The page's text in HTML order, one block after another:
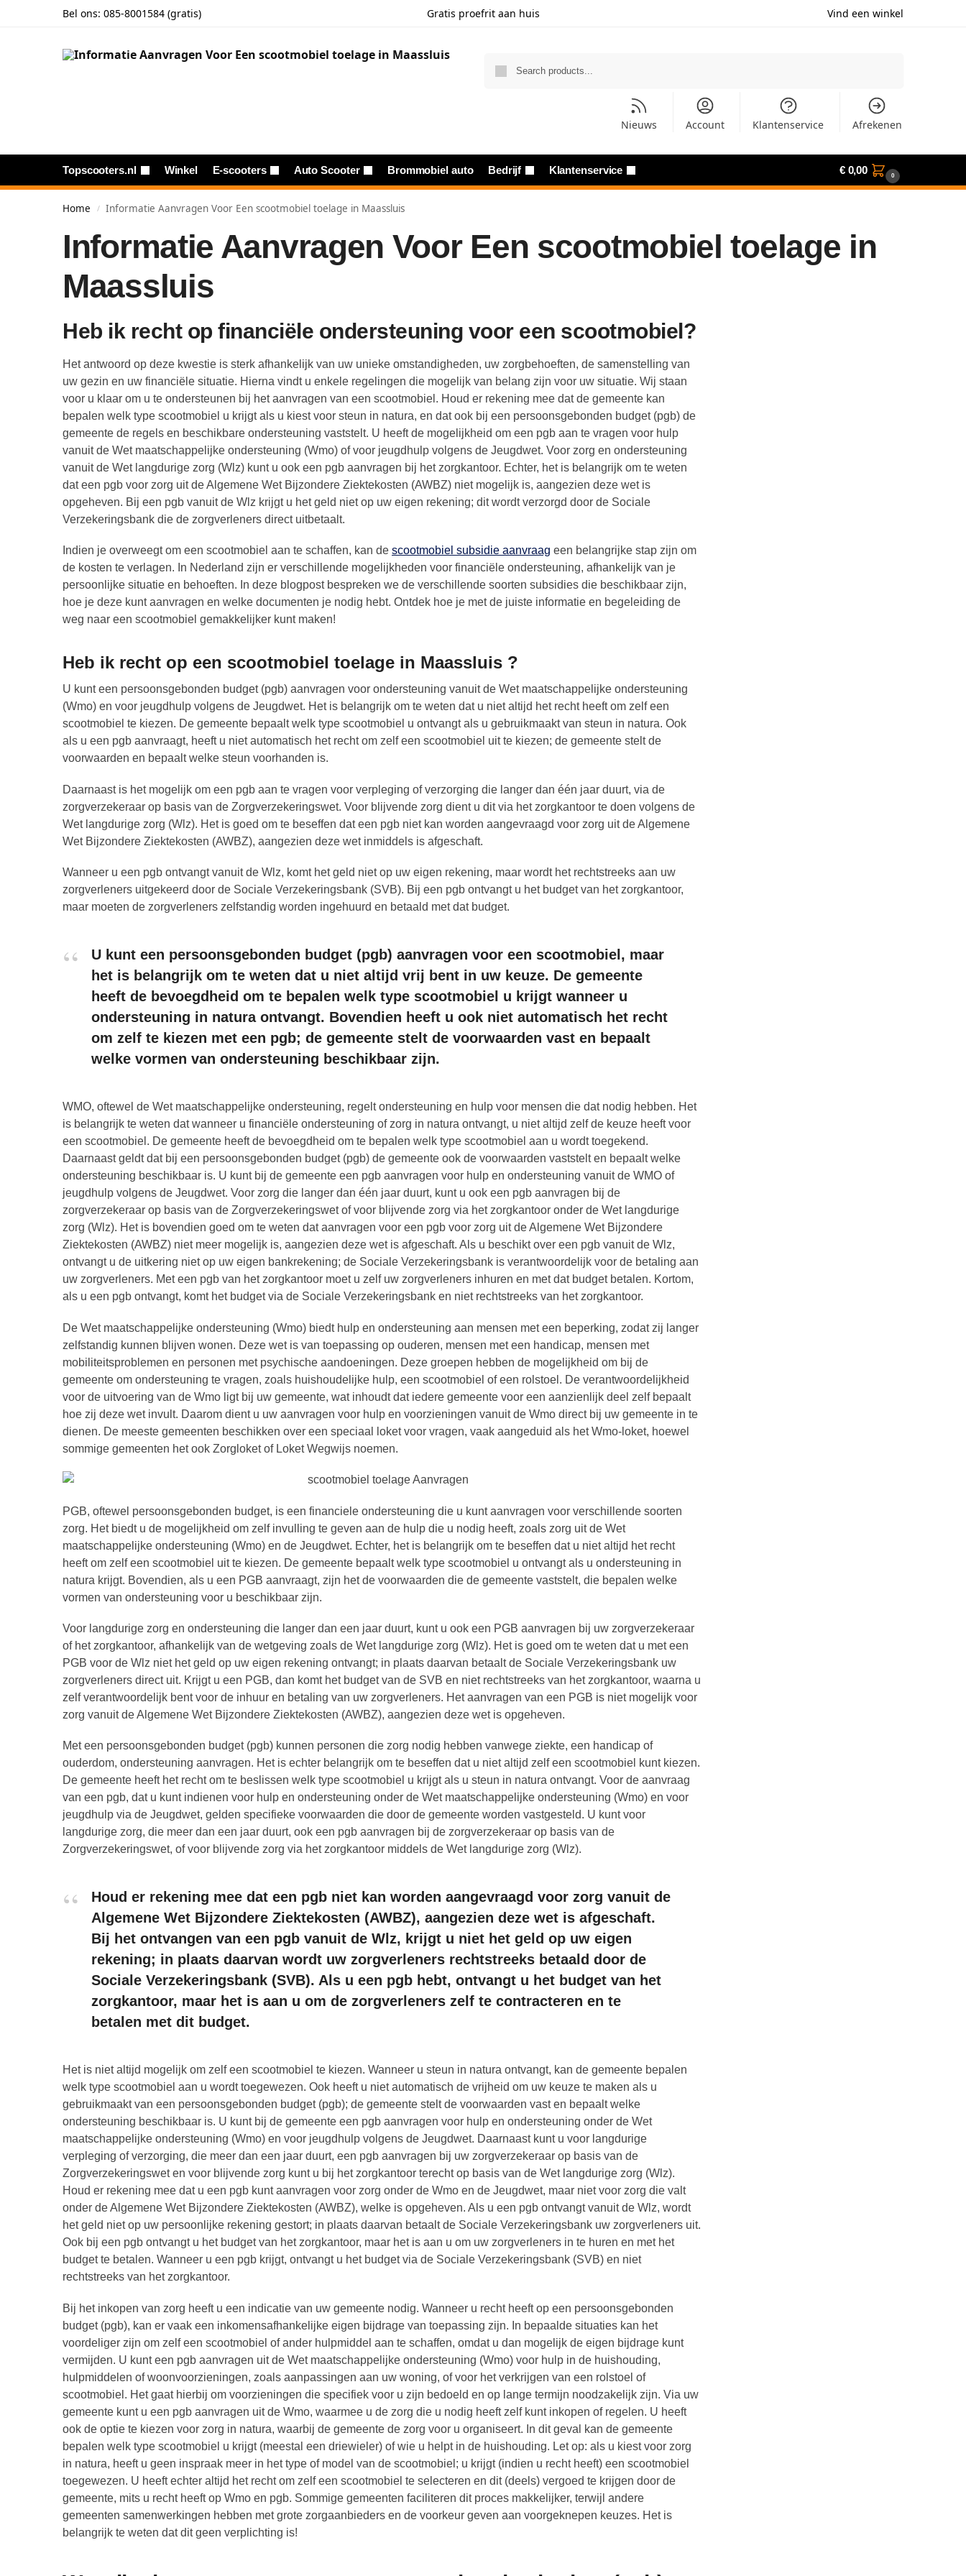
Bel ons: 085-8001584 (gratis) Gratis proefrit aan huis Vind een winkel
Nieuws Account Klantenservice Afrekenen
Topscooters.nl Winkel E-scooters Auto Scooter Brommobiel auto Bedrijf Klantenservice €0,00 0
Home / Informatie Aanvragen Voor Een scootmobiel toelage in Maassluis
Informatie Aanvragen Voor Een scootmobiel toelage in
Maassluis
Heb ik recht op financiële ondersteuning voor een scootmobiel?
Het antwoord op deze kwestie is sterk afhankelijk van uw unieke omstandigheden, uw zorgbehoeften, de samenstelling van
uw gezin en uw financiële situatie. Hierna vindt u enkele regelingen die mogelijk van belang zijn voor uw situatie. Wij staan
voor u klaar om u te ondersteunen bij het aanvragen van een scootmobiel. Houd er rekening mee dat de gemeente kan
bepalen welk type scootmobiel u krijgt als u kiest voor steun in natura, en dat ook bij een persoonsgebonden budget (pgb) de
gemeente de regels en beschikbare ondersteuning vaststelt. U heeft de mogelijkheid om een pgb aan te vragen voor hulp
vanuit de Wet maatschappelijke ondersteuning (Wmo) of voor jeugdhulp volgens de Jeugdwet. Voor zorg en ondersteuning
vanuit de Wet langdurige zorg (Wlz) kunt u ook een pgb aanvragen bij het zorgkantoor. Echter, het is belangrijk om te weten
dat een pgb voor zorg uit de Algemene Wet Bijzondere Ziektekosten (AWBZ) niet mogelijk is, aangezien deze wet is
opgeheven. Bij een pgb vanuit de Wlz krijgt u het geld niet op uw eigen rekening; dit wordt verzorgd door de Sociale
Verzekeringsbank die de zorgverleners direct uitbetaalt.
Indien je overweegt om een scootmobiel aan te schaffen, kan de scootmobiel subsidie aanvraag een belangrijke stap zijn om
de kosten te verlagen. In Nederland zijn er verschillende mogelijkheden voor financiële ondersteuning, afhankelijk van je
persoonlijke situatie en behoeften. In deze blogpost bespreken we de verschillende soorten subsidies die beschikbaar zijn,
hoe je deze kunt aanvragen en welke documenten je nodig hebt. Ontdek hoe je met de juiste informatie en begeleiding de
weg naar een scootmobiel gemakkelijker kunt maken!
Heb ik recht op een scootmobiel toelage in Maassluis ?
U kunt een persoonsgebonden budget (pgb) aanvragen voor ondersteuning vanuit de Wet maatschappelijke ondersteuning
(Wmo) en voor jeugdhulp volgens de Jeugdwet. Het is belangrijk om te weten dat u niet altijd het recht heeft om zelf een
scootmobiel te kiezen. De gemeente bepaalt welk type scootmobiel u ontvangt als u gebruikmaakt van steun in natura. Ook
als u een pgb aanvraagt, heeft u niet automatisch het recht om zelf een scootmobiel uit te kiezen; de gemeente stelt de
voorwaarden en bepaalt welke steun voorhanden is.
Daarnaast is het mogelijk om een pgb aan te vragen voor verpleging of verzorging die langer dan één jaar duurt, via de
zorgverzekeraar op basis van de Zorgverzekeringswet. Voor blijvende zorg dient u dit via het zorgkantoor te doen volgens de
Wet langdurige zorg (Wlz). Het is goed om te beseffen dat een pgb niet kan worden aangevraagd voor zorg uit de Algemene
Wet Bijzondere Ziektekosten (AWBZ), aangezien deze wet inmiddels is afgeschaft.
Wanneer u een pgb ontvangt vanuit de Wlz, komt het geld niet op uw eigen rekening, maar wordt het rechtstreeks aan uw
zorgverleners uitgekeerd door de Sociale Verzekeringsbank (SVB). Bij een pgb ontvangt u het budget van het zorgkantoor,
maar moeten de zorgverleners zelfstandig worden ingehuurd en betaald met dat budget.
U kunt een persoonsgebonden budget (pgb) aanvragen voor een scootmobiel, maar
het is belangrijk om te weten dat u niet altijd vrij bent in uw keuze. De gemeente
heeft de bevoegdheid om te bepalen welk type scootmobiel u krijgt wanneer u
ondersteuning in natura ontvangt. Bovendien heeft u ook niet automatisch het recht
om zelf te kiezen met een pgb; de gemeente stelt de voorwaarden vast en bepaalt
welke vormen van ondersteuning beschikbaar zijn.
WMO, oftewel de Wet maatschappelijke ondersteuning, regelt ondersteuning en hulp voor mensen die dat nodig hebben. Het
is belangrijk te weten dat wanneer u financiële ondersteuning of zorg in natura ontvangt, u niet altijd zelf de keuze heeft voor
een scootmobiel. De gemeente heeft de bevoegdheid om te bepalen welk type scootmobiel aan u wordt toegekend.
Daarnaast geldt dat bij een persoonsgebonden budget (pgb) de gemeente ook de voorwaarden vaststelt en bepaalt welke
ondersteuning beschikbaar is. U kunt bij de gemeente een pgb aanvragen voor hulp en ondersteuning vanuit de WMO of
jeugdhulp volgens de Jeugdwet. Voor zorg die langer dan één jaar duurt, kunt u ook een pgb aanvragen bij de
zorgverzekeraar op basis van de Zorgverzekeringswet of voor blijvende zorg via het zorgkantoor onder de Wet langdurige
zorg (Wlz). Het is bovendien goed om te weten dat aanvragen voor een pgb voor zorg uit de Algemene Wet Bijzondere
Ziektekosten (AWBZ) niet meer mogelijk is, aangezien deze wet is afgeschaft. Als u beschikt over een pgb vanuit de Wlz,
ontvangt u de uitkering niet op uw eigen bankrekening; de Sociale Verzekeringsbank is verantwoordelijk voor de betaling aan
uw zorgverleners. Met een pgb van het zorgkantoor moet u zelf uw zorgverleners inhuren en met dat budget betalen. Kortom,
als u een pgb ontvangt, komt het budget via de Sociale Verzekeringsbank en niet rechtstreeks van het zorgkantoor.
De Wet maatschappelijke ondersteuning (Wmo) biedt hulp en ondersteuning aan mensen met een beperking, zodat zij langer
zelfstandig kunnen blijven wonen. Deze wet is van toepassing op ouderen, mensen met een handicap, mensen met
mobiliteitsproblemen en personen met psychische aandoeningen. Deze groepen hebben de mogelijkheid om bij de
gemeente om ondersteuning te vragen, zoals huishoudelijke hulp, een scootmobiel of een rolstoel. De verantwoordelijkheid
voor de uitvoering van de Wmo ligt bij uw gemeente, wat inhoudt dat iedere gemeente voor een aanzienlijk deel zelf bepaalt
hoe zij deze wet invult. Daarom dient u uw aanvragen voor hulp en voorzieningen vanuit de Wmo direct bij uw gemeente in te
dienen. De meeste gemeenten beschikken over een speciaal loket voor vragen, vaak aangeduid als het Wmo-loket, hoewel
sommige gemeenten het ook Zorgloket of Loket Wegwijs noemen.
PGB, oftewel persoonsgebonden budget, is een financiele ondersteuning die u kunt aanvragen voor verschillende soorten
zorg. Het biedt u de mogelijkheid om zelf invulling te geven aan de hulp die u nodig heeft, zoals zorg uit de Wet
maatschappelijke ondersteuning (Wmo) en de Jeugdwet. Echter, het is belangrijk om te beseffen dat u niet altijd het recht
heeft om zelf een scootmobiel uit te kiezen. De gemeente bepaalt welk type scootmobiel u ontvangt als u ondersteuning in
natura krijgt. Bovendien, als u een PGB aanvraagt, zijn het de voorwaarden die de gemeente vaststelt, die bepalen welke
vormen van ondersteuning voor u beschikbaar zijn.
Voor langdurige zorg en ondersteuning die langer dan een jaar duurt, kunt u ook een PGB aanvragen bij uw zorgverzekeraar
of het zorgkantoor, afhankelijk van de wetgeving zoals de Wet langdurige zorg (Wlz). Het is goed om te weten dat u met een
PGB voor de Wlz niet het geld op uw eigen rekening ontvangt; in plaats daarvan betaalt de Sociale Verzekeringsbank uw
zorgverleners direct uit. Krijgt u een PGB, dan komt het budget van de SVB en niet rechtstreeks van het zorgkantoor, waarna u
zelf verantwoordelijk bent voor de inhuur en betaling van uw zorgverleners. Het aanvragen van een PGB is niet mogelijk voor
zorg vanuit de Algemene Wet Bijzondere Ziektekosten (AWBZ), aangezien deze wet is opgeheven.
Met een persoonsgebonden budget (pgb) kunnen personen die zorg nodig hebben vanwege ziekte, een handicap of
ouderdom, ondersteuning aanvragen. Het is echter belangrijk om te beseffen dat u niet altijd zelf een scootmobiel kunt kiezen.
De gemeente heeft het recht om te beslissen welk type scootmobiel u krijgt als u steun in natura ontvangt. Voor de aanvraag
van een pgb, dat u kunt indienen voor hulp en ondersteuning onder de Wet maatschappelijke ondersteuning (Wmo) en voor
jeugdhulp via de Jeugdwet, gelden specifieke voorwaarden die door de gemeente worden vastgesteld. U kunt voor
langdurige zorg, die meer dan een jaar duurt, ook een pgb aanvragen bij de zorgverzekeraar op basis van de
Zorgverzekeringswet, of voor blijvende zorg via het zorgkantoor middels de Wet langdurige zorg (Wlz).
Houd er rekening mee dat een pgb niet kan worden aangevraagd voor zorg vanuit de
Algemene Wet Bijzondere Ziektekosten (AWBZ), aangezien deze wet is afgeschaft.
Bij het ontvangen van een pgb vanuit de Wlz, krijgt u niet het geld op uw eigen
rekening; in plaats daarvan wordt uw zorgverleners rechtstreeks betaald door de
Sociale Verzekeringsbank (SVB). Als u een pgb hebt, ontvangt u het budget van het
zorgkantoor, maar het is aan u om de zorgverleners zelf te contracteren en te
betalen met dit budget.
Het is niet altijd mogelijk om zelf een scootmobiel te kiezen. Wanneer u steun in natura ontvangt, kan de gemeente bepalen
welk type scootmobiel aan u wordt toegewezen. Ook heeft u niet automatisch de vrijheid om uw keuze te maken als u
gebruikmaakt van een persoonsgebonden budget (pgb); de gemeente stelt de voorwaarden vast en bepaalt welke
ondersteuning beschikbaar is. U kunt bij de gemeente een pgb aanvragen voor hulp en ondersteuning onder de Wet
maatschappelijke ondersteuning (Wmo) en voor jeugdhulp volgens de Jeugdwet. Daarnaast kunt u voor langdurige
verpleging of verzorging, die meer dan een jaar duurt, een pgb aanvragen bij uw zorgverzekeraar op basis van de
Zorgverzekeringswet en voor blijvende zorg kunt u bij het zorgkantoor terecht op basis van de Wet langdurige zorg (Wlz).
Houd er rekening mee dat u een pgb kunt aanvragen voor zorg onder de Wmo en de Jeugdwet, maar niet voor zorg die valt
onder de Algemene Wet Bijzondere Ziektekosten (AWBZ), welke is opgeheven. Als u een pgb ontvangt vanuit de Wlz, wordt
het geld niet op uw persoonlijke rekening gestort; in plaats daarvan betaalt de Sociale Verzekeringsbank uw zorgverleners uit.
Ook bij een pgb ontvangt u het budget van het zorgkantoor, maar het is aan u om uw zorgverleners in te huren en met het
budget te betalen. Wanneer u een pgb krijgt, ontvangt u het budget via de Sociale Verzekeringsbank (SVB) en niet
rechtstreeks van het zorgkantoor.
Bij het inkopen van zorg heeft u een indicatie van uw gemeente nodig. Wanneer u recht heeft op een persoonsgebonden
budget (pgb), kan er vaak een inkomensafhankelijke eigen bijdrage van toepassing zijn. In bepaalde situaties kan het
voordeliger zijn om zelf een scootmobiel of ander hulpmiddel aan te schaffen, omdat u dan mogelijk de eigen bijdrage kunt
vermijden. U kunt een pgb aanvragen uit de Wet maatschappelijke ondersteuning (Wmo) voor hulp in de huishouding,
hulpmiddelen of woonvoorzieningen, zoals aanpassingen aan uw woning, of voor het verkrijgen van een rolstoel of
scootmobiel. Het gaat hierbij om voorzieningen die specifiek voor u zijn bedoeld en op lange termijn noodzakelijk zijn. Via uw
gemeente kunt u een pgb aanvragen uit de Wmo, waarmee u de zorg die u nodig heeft zelf kunt inkopen of regelen. U heeft
ook de optie te kiezen voor zorg in natura, waarbij de gemeente de zorg voor u organiseert. In dit geval kan de gemeente
bepalen welk type scootmobiel u krijgt (meestal een driewieler) of wie u helpt in de huishouding. Let op: als u kiest voor zorg
in natura, heeft u geen inspraak meer in het type of model van de scootmobiel; u krijgt (indien u recht heeft) een scootmobiel
toegewezen. U heeft echter altijd het recht om zelf een scootmobiel te selecteren en dit (deels) vergoed te krijgen door de
gemeente, mits u recht heeft op Wmo en pgb. Sommige gemeenten faciliteren dit proces makkelijker, terwijl andere
gemeenten samenwerkingen hebben met grote zorgaanbieders en de voorkeur geven aan voorgeknepen keuzes. Het is
belangrijk te weten dat dit geen verplichting is!